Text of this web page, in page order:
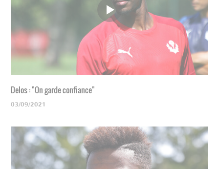
Delos : "On garde confiance"
03/09/2021